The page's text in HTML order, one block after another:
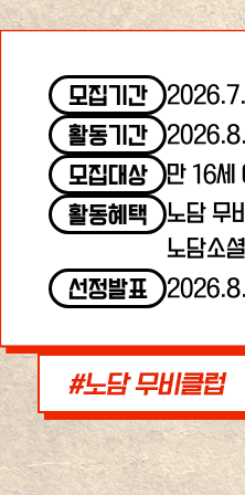
모집기간
활동기간
모집대상
만 16세
활동혜택
노담 무
노담소
선정발표